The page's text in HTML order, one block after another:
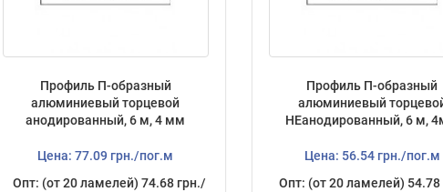
Профиль П-образный
алюминиевый торцевой
анодированный, 6 м, 4 мм
Цена: 77.09 грн./пог.м
Опт: (от 20 ламелей) 74.68 грн./
Профиль П-образный
алюминиевый
НЕанодированный, 6 м,
Цена: 56.54 грн./пог.м
Опт: (от 20 ламелей) 54.78